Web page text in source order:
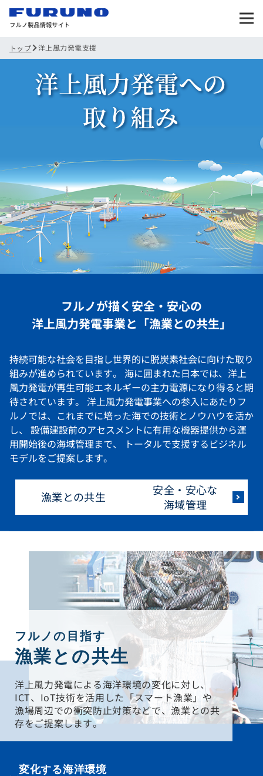
トップ 洋上風力発電支援
フルノが描く安全・安心の
洋上風力発電事業と「漁業との共生」
持続可能な社会を目指し世界的に脱炭素社会に向けた取り
組みが進められています。 海に囲まれた日本では、洋上
風力発電が再生可能エネルギーの主力電源になり得ると期
待されています。 洋上風力発電事業への参入にあたりフ
ルノでは、これまでに培った海での技術とノウハウを活か
し、 設備建設前のアセスメントに有用な機器提供から運
用開始後の海域管理まで、 トータルで支援するビジネル
モデルをご提案します。
漁業との共生
安全・安心な
海域管理
フルノの目指す
漁業との共生
洋上風力発電による海洋環境の変化に対し、
ICT、IoT技術を活用した「スマート漁業」や
漁場周辺での衝突防止対策などで、漁業との共
存をご提案します。
変化する海洋環境